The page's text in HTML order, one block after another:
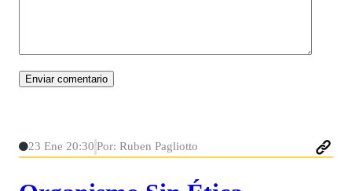
23 Ene 20:30 Por: Ruben Pagliotto